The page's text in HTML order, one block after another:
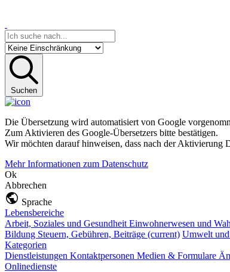
Suchen
Die Übersetzung wird automatisiert von Google
Zum Aktivieren des Google-Übersetzers bitte bestätigen.
Wir möchten darauf hinweisen, dass nach der Aktivierung
Mehr Informationen zum Datenschutz
Ok
Abbrechen
Sprache
Lebensbereiche
Arbeit, Soziales und Gesundheit Einwohnerwesen und
Bildung Steuern, Gebühren, Beiträge (current) Umwelt
Kategorien
Dienstleistungen Kontaktpersonen Medien & Formulare
Onlinedienste